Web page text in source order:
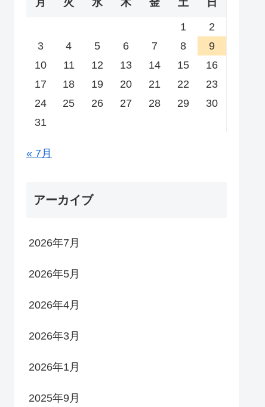
1
2
3
4 5 6 7 8
9
10
11 12 13 14 15
16
17
18 19 20 21 22
23
24
25 26 27 28 29
30
31
« 7月
アーカイブ
2026年7月
2026年5月
2026年4月
2026年3月
2026年1月
2025年9月